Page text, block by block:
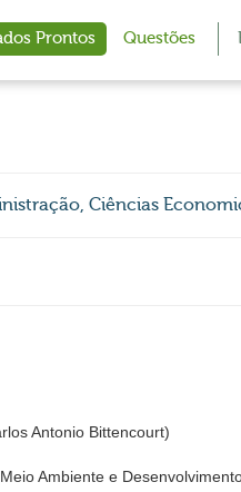
Prontos Questões
Ciências
Antonio Bittencourt)
Ambiente e